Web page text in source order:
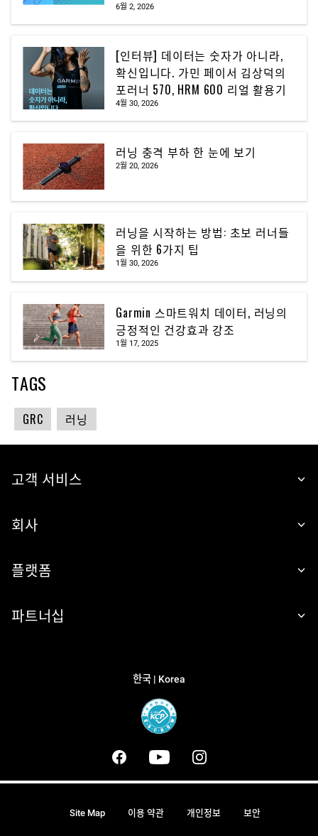
6월 2, 2026
[인터뷰] 데이터는 숫자가 아니라,
확신입니다. 가민 페이서 김상덕의
포러너 570, HRM 600 리얼 활용기
4월 30, 2026
러닝 충격 부하 한 눈에 보기
2월 20, 2026
러닝을 시작하는 방법: 초보 러너들
을 위한 6가지 팁
1월 30, 2026
Garmin 스마트워치 데이터, 러닝의
긍정적인 건강효과 강조
1월 17, 2025
TAGS
GRC 러닝
고객 서비스
회사
플랫폼
파트너십
한국 | Korea
Site Map 이용 약관 개인정보 보안